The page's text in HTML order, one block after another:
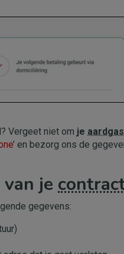
Vergeet niet om je aardgas
’ en bezorg ons de
je
gegevens: